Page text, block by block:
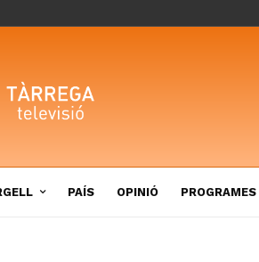
PAÍS OPINIÓ PROGRAMES